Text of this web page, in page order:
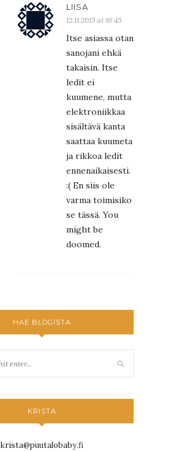
LIISA
12.11.2015 at 16:45
Itse asiassa otan
sanojani ehkä
takaisin. Itse
ledit ei
kuumene, mutta
elektroniikkaa
sisältävä kanta
saattaa kuumeta
ja rikkoa ledit
ennenaikaisesti.
:( En siis ole
varma toimisiko
se tässä. You
might be
doomed.
HAE BLOGISTA
KRISTA
krista@puutalobaby.fi